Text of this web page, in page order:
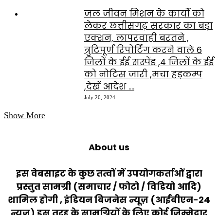
जल जीवन मिशन के कार्यों को
लेकर छत्तीसगढ़ सरकार का बड़ा
एक्शन, लापरवाही बरतने ,
त्रुटिपूर्ण रिपोर्टिंग करने वाले 6
जिलों के ईई सस्पेंड ,4 जिलों के ईई
को नोटिस जारी ,मचा हड़कम्प
,देखें आदेश ….
July 20, 2024
Show More
About us
इस वेबसाइट के कुछ तत्वों में उपयोगकर्ताओं द्वारा
प्रस्तुत सामग्री (समाचार / फोटो / विडियो आदि)
शामिल होगी , इंडियन बिजनेस न्यूज़ (आईबीएन-24